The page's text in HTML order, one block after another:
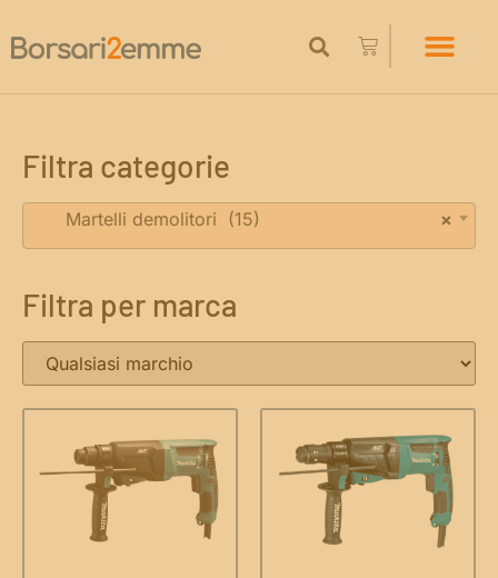
Filtra categorie
×
Martelli demolitori (15)
Filtra per marca